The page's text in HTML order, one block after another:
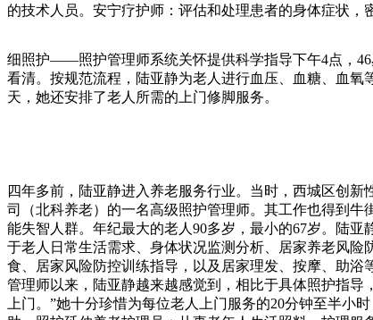
的技术人员。安宁疗护师：评估和处理患者的身体症状，
细照护——照护管理师系统关怀提供科学指导下午4点，
看清。按规范流程，陆亚静为老人进行血压、血糖、血
天，她还安排了老人所需的上门修脚服务。
四年多前，陆亚静进入养老服务行业。当时，西城区创
司（北科养老）的一名高级照护管理师。其工作也得到
能失智人群。年纪最大的老人90多岁，最小的67岁。陆
于老人日常生活需求、身体状况监测分析、居家养老风
食、居家风险防控训练指导，以及居家理发、按摩、助
管理师以来，陆亚静越来越感觉到，相比于具体照护指
上门。”她十分珍惜为每位老人上门服务的20分钟至半